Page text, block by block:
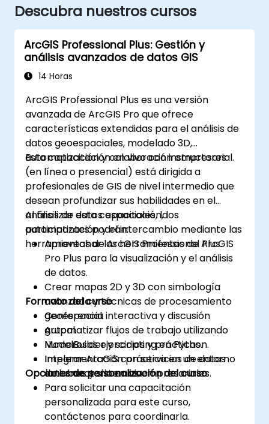
Descubra nuestros cursos
ArcGIS Professional Plus: Gestión y
análisis avanzados de datos GIS
14 Horas
ArcGIS Professional Plus es una versión
avanzada de ArcGIS Pro que ofrece
características extendidas para el análisis de
datos geoespaciales, modelado 3D,
automatización y colaboración empresarial.
Esta capacitación en vivo con instructores
(en línea o presencial) está dirigida a
profesionales de GIS de nivel intermedio que
desean profundizar sus habilidades en el
análisis de datos espaciales, la
automatización y el intercambio mediante las
herramientas de ArcGIS Professional Plus.
Al finalizar esta capacitación, los
participantes podrán:
Aprovechar las herramientas de ArcGIS
Pro Plus para la visualización y el análisis
de datos.
Crear mapas 2D y 3D con simbología
avanzada y técnicas de procesamiento
geoespacial.
Automatizar flujos de trabajo utilizando
ModelBuilder y scripting en Python.
Integrar ArcGIS con servicios de datos
externos y sistemas empresariales.
Formato del curso
Conferencia interactiva y discusión
grupal.
Numerosos ejercicios y prácticas.
Implementación práctica en un entorno
de laboratorio en vivo.
Opciones de personalización del curso
Para solicitar una capacitación
personalizada para este curso,
contáctenos para coordinarla.